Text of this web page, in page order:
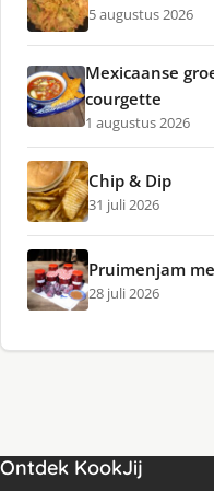
5 augustus 2026
Mexicaanse
courgette
1 augustus 2026
Chip & Dip
31 juli 2026
Pruimenjam
28 juli 2026
Ontdek KookJij